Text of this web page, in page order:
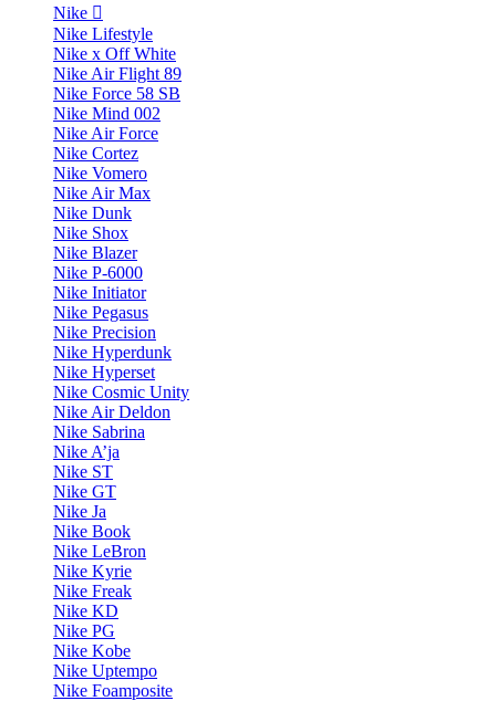
Nike
Nike Lifestyle
Nike x Off White
Nike Air Flight 89
Nike Force 58 SB
Nike Mind 002
Nike Air Force
Nike Cortez
Nike Vomero
Nike Air Max
Nike Dunk
Nike Shox
Nike Blazer
Nike P-6000
Nike Initiator
Nike Pegasus
Nike Precision
Nike Hyperdunk
Nike Hyperset
Nike Cosmic Unity
Nike Air Deldon
Nike Sabrina
Nike A’ja
Nike ST
Nike GT
Nike Ja
Nike Book
Nike LeBron
Nike Kyrie
Nike Freak
Nike KD
Nike PG
Nike Kobe
Nike Uptempo
Nike Foamposite